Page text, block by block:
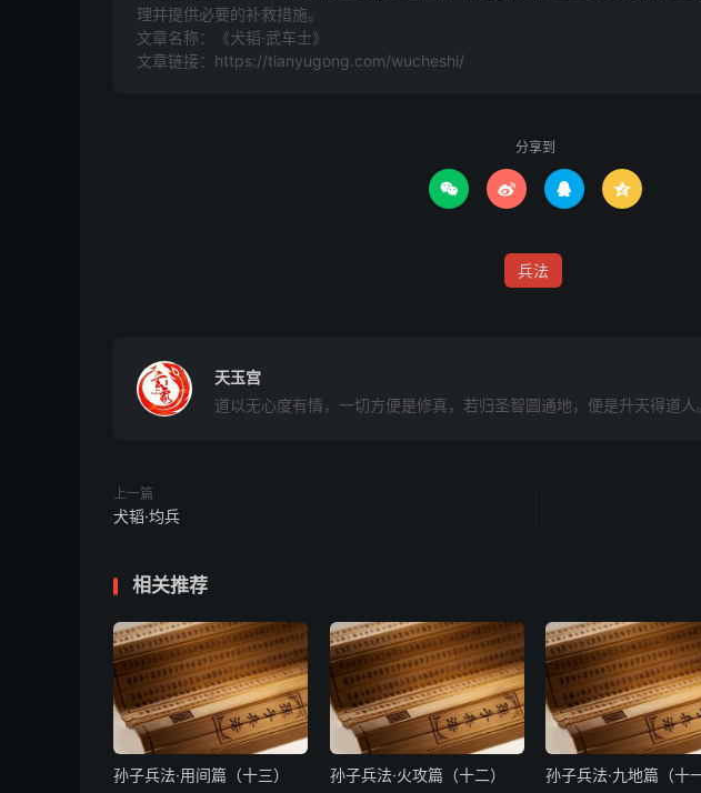
理并提供必要的补救措施。
文章名称：《犬韬·武车士》
文章链接： https://tianyugong.com/wucheshi/
分享到
   
兵法
天玉宫
道以无心度有情，一切方便是修真，若归圣智圆通地，便是升天得道人
上一篇
犬韬·均兵
相关推荐
孙子兵法·用间篇（十三） 孙子兵法·火攻篇（十二） 孙子兵法·九地篇（十一